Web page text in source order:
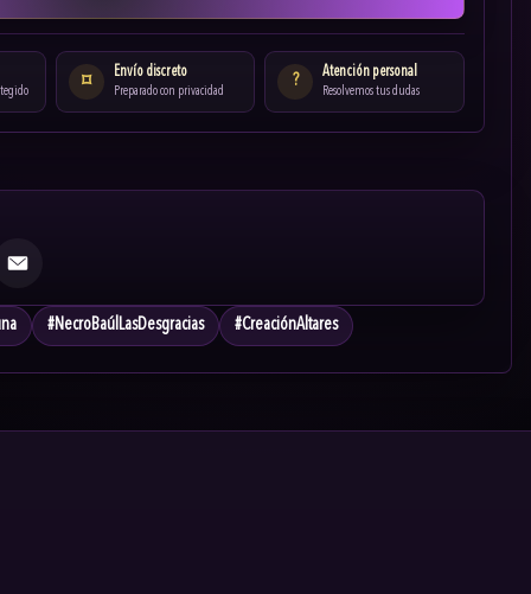
⌑
Envío discreto
Preparado con privacidad
? Atención personal
Resolvemos tus dudas
Email
#NecroBaúlLasDesgracias #CreaciónAltares